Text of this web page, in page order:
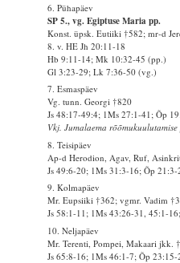
6. Pühapäev
SP 5., vg. Egiptuse Maria pp.
Konst. üpsk. Eutiiki †582; mr-d
8. v. HE Jh 20:11-18
Hb 9:11-14; Mk 10:32-45 (pp.)
Gl 3:23-29; Lk 7:36-50 (vg.)
7. Esmaspäev
Vg. tunn. Georgi †820
Js 48:17-49:4; 1Ms 27:1-41; Õp
Vkj. Jumalaema rõõmukuulutamise
8. Teisipäev
Ap-d Herodion, Agav, Ruf,
Js 49:6-20; 1Ms 31:3-16; Õp 21:3-
9. Kolmapäev
Mr. Eupsiiki †362; vgmr. Vadim
Js 58:1-11; 1Ms 43:26-31, 45:1-
10. Neljapäev
Mr. Terenti, Pompei, Makaari jkk.
Js 65:8-16; 1Ms 46:1-7; Õp 23:15-